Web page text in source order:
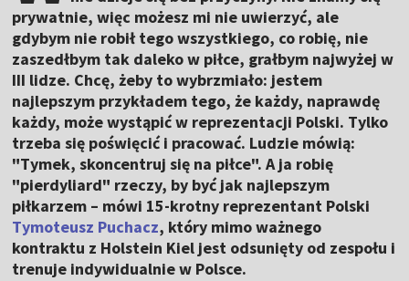
prywatnie, więc możesz mi nie uwierzyć, ale
gdybym nie robił tego wszystkiego, co robię, nie
zaszedłbym tak daleko w piłce, grałbym najwyżej w
III lidze. Chcę, żeby to wybrzmiało: jestem
najlepszym przykładem tego, że każdy, naprawdę
każdy, może wystąpić w reprezentacji Polski. Tylko
trzeba się poświęcić i pracować. Ludzie mówią:
"Tymek, skoncentruj się na piłce". A ja robię
"pierdyliard" rzeczy, by być jak najlepszym
piłkarzem – mówi 15-krotny reprezentant Polski
Tymoteusz Puchacz, który mimo ważnego
kontraktu z Holstein Kiel jest odsunięty od zespołu i
trenuje indywidualnie w Polsce.